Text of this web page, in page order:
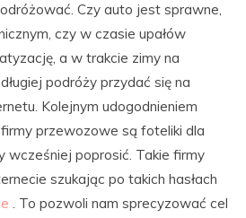
Czy auto jest sprawne,
czy w czasie upałów
a w trakcie zimy na
podróży przydać się na
Kolejnym udogodnieniem
przewozowe są foteliki dla
wcześniej poprosić. Takie firmy
szukając po takich hasłach
. To pozwoli nam sprecyzować cel